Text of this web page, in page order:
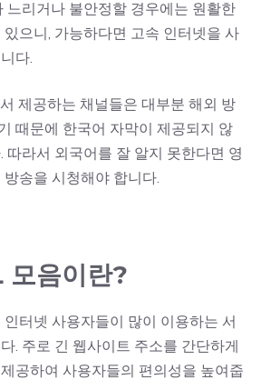
느리거나 불안정할 경우에는 원활한
으니, 가능하다면 고속 인터넷을 사
다.
제공하는 채널들은 대부분 해외 방
때문에 한국어 자막이 제공되지 않
따라서 외국어를 잘 알지 못한다면 영
송을 시청해야 합니다.
모음이란?
터넷 사용자들이 많이 이용하는 서
. 주로 긴 웹사이트 주소를 간단하게
공하여 사용자들의 편의성을 높여줍